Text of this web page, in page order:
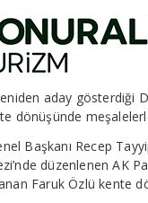
aday gösterdiği
dönüşünde
Başkanı Recep
düzenlenen AK
Faruk Özlü kente